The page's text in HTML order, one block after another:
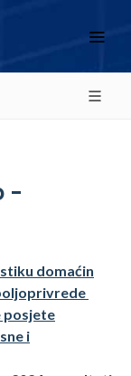
-
domaćin
posjete
i